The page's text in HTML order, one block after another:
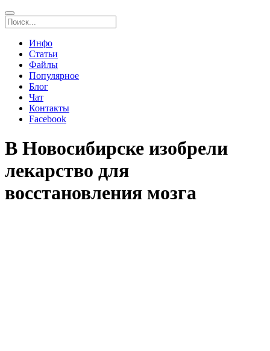
Инфо
Статьи
Файлы
Популярное
Блог
Чат
Контакты
Facebook
В Новосибирске изобрели
лекарство для
восстановления мозга